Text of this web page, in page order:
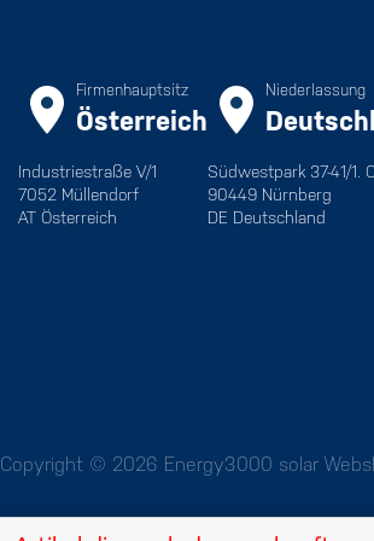
Firmenhauptsitz
Österreich
Industriestraße V/1
7052 Müllendorf
AT Österreich
Niederlassung
Südwestpark 37-41/1.
90449 Nürnberg
DE Deutschland
Copyright © 2026 Energy3000 solar